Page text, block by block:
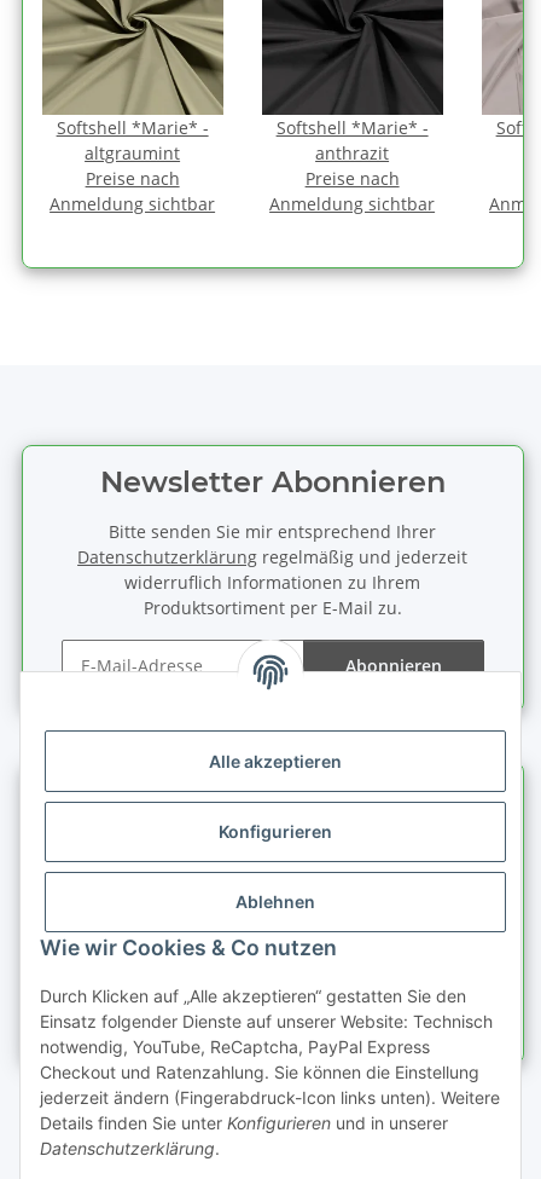
Alle akzeptieren
Konfigurieren
Ablehnen
Wie wir Cookies & Co nutzen
Durch Klicken auf „Alle akzeptieren“ gestatten Sie den
Einsatz folgender Dienste auf unserer Website: Technisch
notwendig, YouTube, ReCaptcha, PayPal Express
Checkout und Ratenzahlung. Sie können die Einstellung
jederzeit ändern (Fingerabdruck-Icon links unten). Weitere
Details finden Sie unter Konfigurieren und in unserer
Datenschutzerklärung.
Softshell *Marie* -
altgraumint
Preise nach
Anmeldung sichtbar
Softshell *Marie* -
anthrazit
Preise nach
Anmeldung sichtbar
Newsletter Abonnieren
Bitte senden Sie mir entsprechend Ihrer
Datenschutzerklärung regelmäßig und jederzeit
widerruflich Informationen zu Ihrem
Produktsortiment per E-Mail zu.
Abonnieren
Informationen
Gesetzliche Informationen